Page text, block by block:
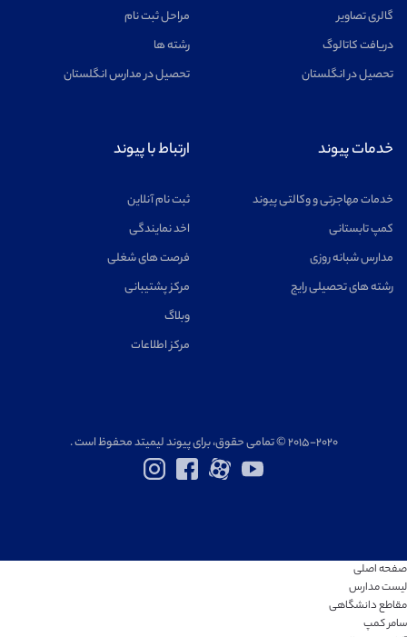
گالری تصاویر
دریافت کاتالوگ
تحصیل در انگلستان
مراحل ثبت نام
رشته ها
تحصیل در مدارس انگلستان
خدمات پیوند
خدمات مهاجرتی و وکالتی پیوند
کمپ تابستانی
مدارس شبانه روزی
رشته های تحصیلی رایج
ارتباط با پیوند
ثبت نام آنلاین
اخد نمایندگی
فرصت های شغلی
مرکز پشتیبانی
وبلاگ
مرکز اطلاعات
۲۰۱۵-۲۰۲۰ © تمامی حقوق، برای پیوند لیمیتد محفوظ است .
صفحه اصلی
لیست مدارس
مقاطع دانشگاهی
سامر کمپ